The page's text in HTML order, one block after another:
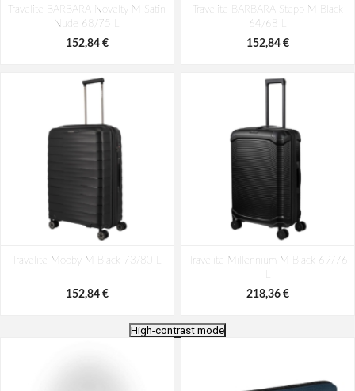
Travelite BARBARA Novelty M Satin
Nude 68/75 L
152,84 €
Travelite BARBARA Stepp M Black
64/68 L
152,84 €
Travelite Mooby M Black 73/80 L
152,84 €
Travelite Millennium M Black 69/76
218,36 €
High-contrast mode